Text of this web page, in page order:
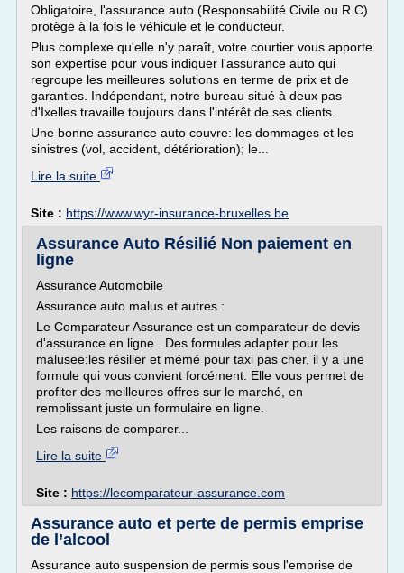
Obligatoire, l'assurance auto (Responsabilité Civile ou R.C)
protège à la fois le véhicule et le conducteur.
Plus complexe qu'elle n'y paraît, votre courtier vous apporte
son expertise pour vous indiquer l'assurance auto qui
regroupe les meilleures solutions en terme de prix et de
garanties. Indépendant, notre bureau situé à deux pas
d'Ixelles travaille toujours dans l'intérêt de ses clients.
Une bonne assurance auto couvre: les dommages et les
sinistres (vol, accident, détérioration); le...
Lire la suite
Site : https://www.wyr-insurance-bruxelles.be
Assurance Auto Résilié Non paiement en
ligne
Assurance Automobile
Assurance auto malus et autres :
Le Comparateur Assurance est un comparateur de devis
d'assurance en ligne . Des formules adapter pour les
malusee;les résilier et mémé pour taxi pas cher, il y a une
formule qui vous convient forcément. Elle vous permet de
profiter des meilleures offres sur le marché, en
remplissant juste un formulaire en ligne.
Les raisons de comparer...
Lire la suite
Site : https://lecomparateur-assurance.com
Assurance auto et perte de permis emprise
de l’alcool
Assurance auto suspension de permis sous l'emprise de